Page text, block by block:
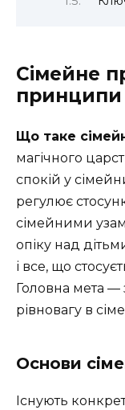
Сімейне
принципи
Що таке
магічного
спокій у
регулює
сімейними
опіку над
і все, що
Головна мета —
рівновагу в
Основи
Існують